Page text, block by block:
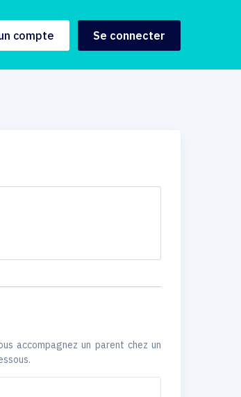
compte Se connecter
accompagnez un parent chez un